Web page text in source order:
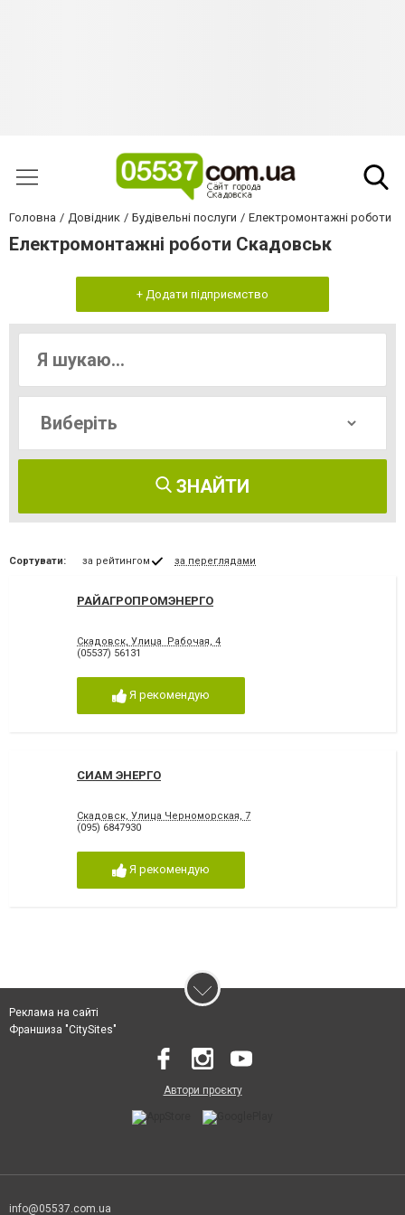
Головна Довідник Будівельні послуги Електромонтажні роботи
Електромонтажні роботи Скадовськ
+ Додати підприємство
ЗНАЙТИ
Сортувати: за рейтингом за переглядами
РАЙАГРОПРОМЭНЕРГО
Скадовск, Улица Рабочая, 4
(05537) 56131
Я рекомендую
СИАМ ЭНЕРГО
Скадовск, Улица Черноморская, 7
(095) 6847930
Я рекомендую
Реклама на сайті
Франшиза "CitySites"
Автори проєкту
info@05537.com.ua